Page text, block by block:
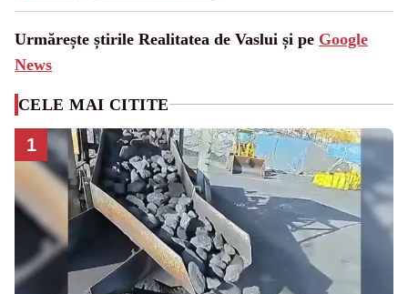
Urmărește știrile Realitatea de Vaslui și pe Google
News
CELE MAI CITITE
1